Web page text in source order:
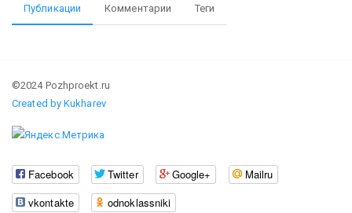
Публикации Комментарии Теги
©2024 Pozhproekt.ru
Created by Kukharev
Facebook Twitter Google+
Mailru
vkontakte
odnoklassniki